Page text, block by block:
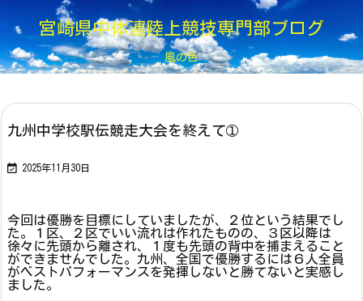
宮崎県中体連陸上競技専門部ブログ
風の色
九州中学校駅伝競走大会を終えて➀
 2025年11月30日
今回は優勝を目標にしていましたが、２位という結果でし
た。１区、２区でいい流れは作れたものの、３区以降は
徐々に先頭から離され、１度も先頭の背中を捕まえること
ができませんでした。九州、全国で優勝するには６人全員
がベストパフォーマンスを発揮しないと勝てないと実感し
ました。